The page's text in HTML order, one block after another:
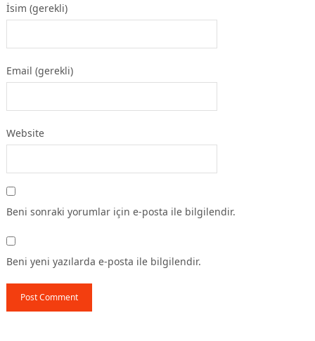
İsim (gerekli)
Email (gerekli)
Website
Beni sonraki yorumlar için e-posta ile bilgilendir.
Beni yeni yazılarda e-posta ile bilgilendir.